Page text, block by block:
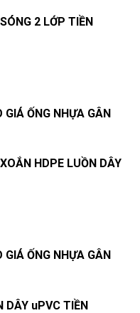
2 LỚP TIỀN
GIÁ ỐNG NHỰA GÂN
HDPE LUỒN DÂY
GIÁ ỐNG NHỰA GÂN
DÂY uPVC TIỀN